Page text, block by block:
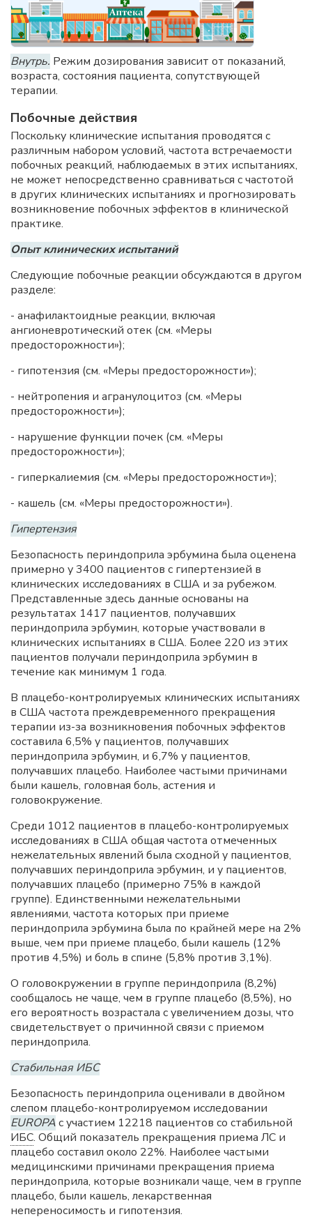
Внутрь. Режим дозирования зависит от показаний,
возраста, состояния пациента, сопутствующей
терапии.
Побочные действия
Поскольку клинические испытания проводятся с
различным набором условий, частота встречаемости
побочных реакций, наблюдаемых в этих испытаниях,
не может непосредственно сравниваться с частотой
в других клинических испытаниях и прогнозировать
возникновение побочных эффектов в клинической
практике.
Опыт клинических испытаний
Следующие побочные реакции обсуждаются в другом
разделе:
- анафилактоидные реакции, включая
ангионевротический отек (см. «Меры
предосторожности»);
- гипотензия (см. «Меры предосторожности»);
- нейтропения и агранулоцитоз (см. «Меры
предосторожности»);
- нарушение функции почек (см. «Меры
предосторожности»);
- гиперкалиемия (см. «Меры предосторожности»);
- кашель (см. «Меры предосторожности»).
Гипертензия
Безопасность периндоприла эрбумина была оценена
примерно у 3400 пациентов с гипертензией в
клинических исследованиях в США и за рубежом.
Представленные здесь данные основаны на
результатах 1417 пациентов, получавших
периндоприла эрбумин, которые участвовали в
клинических испытаниях в США. Более 220 из этих
пациентов получали периндоприла эрбумин в
течение как минимум 1 года.
В плацебо-контролируемых клинических испытаниях
в США частота преждевременного прекращения
терапии из-за возникновения побочных эффектов
составила 6,5% у пациентов, получавших
периндоприла эрбумин, и 6,7% у пациентов,
получавших плацебо. Наиболее частыми причинами
были кашель, головная боль, астения и
головокружение.
Среди 1012 пациентов в плацебо-контролируемых
исследованиях в США общая частота отмеченных
нежелательных явлений была сходной у пациентов,
получавших периндоприла эрбумин, и у пациентов,
получавших плацебо (примерно 75% в каждой
группе). Единственными нежелательными
явлениями, частота которых при приеме
периндоприла эрбумина была по крайней мере на 2%
выше, чем при приеме плацебо, были кашель (12%
против 4,5%) и боль в спине (5,8% против 3,1%).
О головокружении в группе периндоприла (8,2%)
сообщалось не чаще, чем в группе плацебо (8,5%), но
его вероятность возрастала с увеличением дозы, что
свидетельствует о причинной связи с приемом
периндоприла.
Стабильная ИБС
Безопасность периндоприла оценивали в двойном
слепом плацебо-контролируемом исследовании
EUROPAс участием 12218 пациентов со стабильной
ИБС. Общий показатель прекращения приема ЛС и
плацебо составил около 22%. Наиболее частыми
медицинскими причинами прекращения приема
периндоприла, которые возникали чаще, чем в группе
плацебо, были кашель, лекарственная
непереносимость и гипотензия.